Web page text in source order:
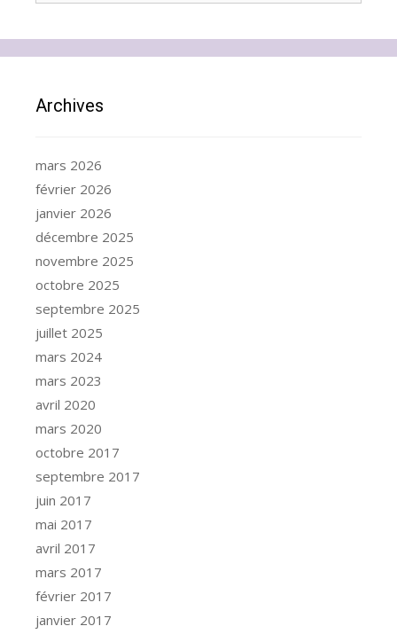
Archives
mars 2026
février 2026
janvier 2026
décembre 2025
novembre 2025
octobre 2025
septembre 2025
juillet 2025
mars 2024
mars 2023
avril 2020
mars 2020
octobre 2017
septembre 2017
juin 2017
mai 2017
avril 2017
mars 2017
février 2017
janvier 2017